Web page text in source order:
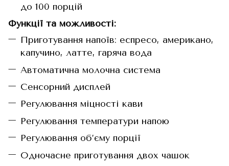
до 100 порцій
Функції та можливості:
Приготування напоїв: еспресо, американо,
капучино, латте, гаряча вода
Автоматична молочна система
Сенсорний дисплей
Регулювання міцності кави
Регулювання температури напою
Регулювання об’єму порції
Одночасне приготування двох чашок